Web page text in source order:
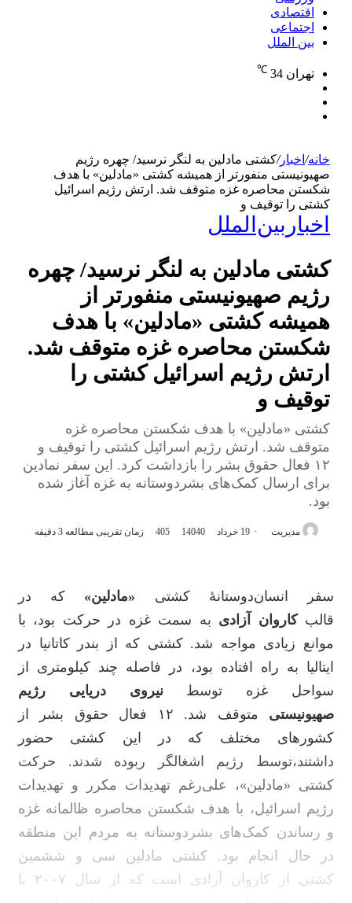
اقتصادی
اجتماعی
بین الملل
تهران 34
℃
خانه/ اخبار/کشتی مادلین به لنگر نرسید/ چهره رژیم
صهیونیستی منفورتر از همیشه کشتی «مادلین» با هدف
شکستن محاصره غزه متوقف شد. ارتش رژیم اسرائیل
کشتی را توقیف و
اخبار بین‌الملل
کشتی مادلین به لنگر نرسید/ چهره
رژیم صهیونیستی منفورتر از
همیشه کشتی «مادلین» با هدف
شکستن محاصره غزه متوقف شد.
ارتش رژیم اسرائیل کشتی را
توقیف و
کشتی «مادلین» با هدف شکستن محاصره غزه
متوقف شد. ارتش رژیم اسرائیل کشتی را توقیف و
۱۲ فعال حقوق بشر را بازداشت کرد. این سفر نمادین
برای ارسال کمک‌های بشردوستانه به غزه آغاز شده
بود.
مدیریت
ارسال19 خرداد 1404 0 زمان تقریبی مطالعه 3 دقیقه
سفر انسان‌دوستانۀ کشتی «مادلین» که در
قالبکاروان آزادی به سمت غزه در حرکت بود، با
موانع زیادی مواجه شد. کشتی که از بندر کاتانیا در
ایتالیا به راه افتاده بود، در فاصله چند کیلومتری از
سواحل غزه توسطنیروی دریایی رژیم
صهیونیستی
متوقف شد. ۱۲ فعال حقوق بشر از
کشورهای مختلف که در این کشتی حضور
داشتند،توسط رژیم اشغالگر ربوده شدند. حرکت
کشتی «مادلین»، علی‌رغم تهدیدات مکرر و تهدیدات
رژیم اسرائیل، با هدف شکستن محاصره ظالمانه غزه
و رساندن کمک‌های بشردوستانه به مردم این منطقه
در حال انجام بود. کشتی مادلین سی و ششمین
کشتی از کاروان آزادی است که از سال ۲۰۰۷ با